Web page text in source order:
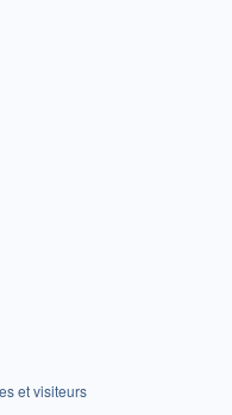
et visiteurs